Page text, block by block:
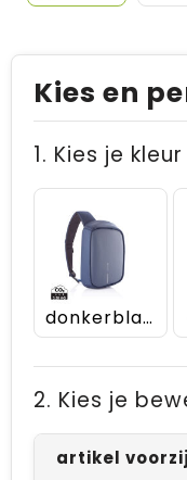
Kies en
1. Kies je kleur
donkerblauw, donkerblauw
2. Kies je
artikel